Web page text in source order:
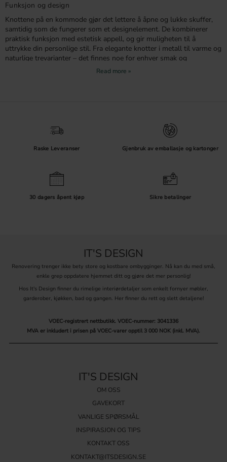
Funksjon og design
Knottene på en kommode gjør det lettere å åpne og lukke skuffer,
samtidig som de fungerer som et designelement. De kombinerer
praktisk funksjon med estetisk appell, og gir muligheten til å
uttrykke din personlige stil. Fra elegante knotter i metall til varme og
naturlige trevarianter – det finnes noe for enhver smak og
Som polert messing, antikk bronse eller børstet stål for en moderne
Et naturlig valg som gir et varmt og koselig preg til møblene dine.
detaljerte mønstre.
Et raffinert alternativ som tilfører lys og eleganse til kommoden.
Med ulike overflatebehandlinger, som matt, blank eller antikk, kan
nytt visuelt preg. For en moderne stil passer enkle, minimalistiske
knotter med rene linjer og nøytrale farger. Ønsker du en mer
tradisjonell eller landlig stil, er knotter i antikk finish eller dekorative
varianter ideelle. Å kombinere forskjellige typer knotter kan også
skape en unik og personlig stil.
Tips til valg og plassering
Velg knotter som er enkle å gripe, spesielt for store eller tunge
skuffer.
Match knottenes stil og materialer med resten av interiøret for et
Oppgrader kommoden din med knotter som kombinerer funksjon og
design. Utforsk vårt brede utvalg og finn knottene som passer
perfekt til ditt hjem og dine behov!
Raske Leveranser Gjenbruk av emballasje og kartonger
30 dagers åpent kjøp Sikre betalinger
IT'S DESIGN
Renovering trenger ikke bety store og kostbare ombygginger. Nå kan du med små,
enkle grep oppdatere hjemmet ditt og gjøre det mer personlig!
Hos It's Design finner du rimelige interiørdetaljer som enkelt fornyer møbler,
garderober, kjøkken, bad og gangen. Her finner du rett og slett detaljene!
VOEC-registrert nettbutikk. VOEC-nummer: 3041336
MVA er inkludert i prisen på VOEC-varer opptil 3 000 NOK (inkl. MVA).
IT'S DESIGN
OM OSS
GAVEKORT
VANLIGE SPØRSMÅL
INSPIRASJON OG TIPS
KONTAKT OSS
KONTAKT@ITSDESIGN.SE